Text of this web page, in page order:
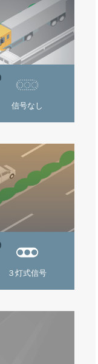
信号なし
３灯式信号